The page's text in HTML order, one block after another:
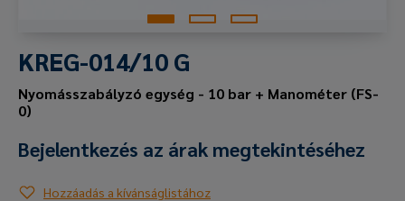
KREG-014/10 G
Nyomásszabályzó egység - 10 bar + Manométer (FS-
0)
Bejelentkezés az árak megtekintéséhez
Hozzáadás a kívánságlistához